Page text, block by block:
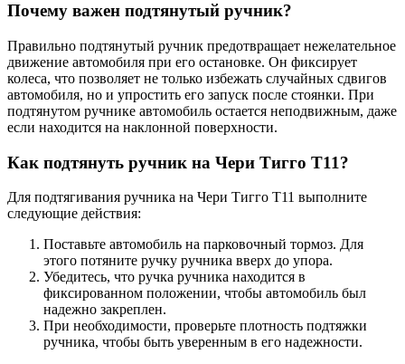
Почему важен подтянутый ручник?
Правильно подтянутый ручник предотвращает нежелательное
движение автомобиля при его остановке. Он фиксирует
колеса, что позволяет не только избежать случайных сдвигов
автомобиля, но и упростить его запуск после стоянки. При
подтянутом ручнике автомобиль остается неподвижным, даже
если находится на наклонной поверхности.
Как подтянуть ручник на Чери Тигго Т11?
Для подтягивания ручника на Чери Тигго Т11 выполните
следующие действия:
Поставьте автомобиль на парковочный тормоз. Для
этого потяните ручку ручника вверх до упора.
Убедитесь, что ручка ручника находится в
фиксированном положении, чтобы автомобиль был
надежно закреплен.
При необходимости, проверьте плотность подтяжки
ручника, чтобы быть уверенным в его надежности.